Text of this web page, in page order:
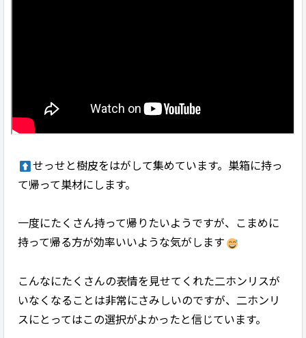
せっせと樹皮をはがして集めています。巣箱に持っ
て帰って巣材にします。
一度にたくさん持って帰りたいようですが、こまめに
持って帰る方が効率いいような気がします
こんなにたくさんの表情を見せてくれた二ホンリスが
いなくなることは非常にさみしいのですが、二ホンリ
スにとってはこの選択がよかったと信じています。